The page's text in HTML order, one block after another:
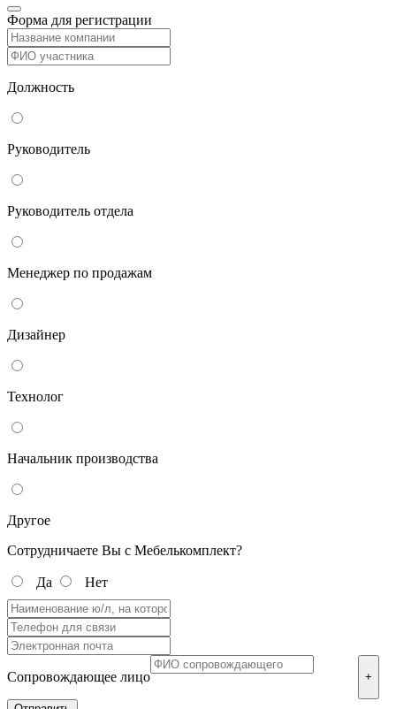
Форма для регистрации
Должность
Руководитель
Руководитель отдела
Менеджер по продажам
Дизайнер
Технолог
Начальник производства
Другое
Сотрудничаете Вы с Мебелькомплект?
Да Нет
Сопровождающее лицо +